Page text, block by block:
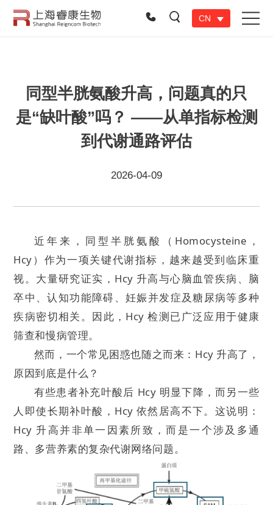
CN
同型半胱氨酸升高，问题真的只
是“缺叶酸”吗？ ——从单指标检测
到代谢通路评估
2026-04-09
近年来，同型半胱氨酸（Homocysteine，
Hcy）作为一项关键代谢指标，越来越受到临床重
视。大量研究证实，Hcy 升高与心脑血管疾病、脑
卒中、认知功能障碍、妊娠并发症及糖尿病等多种
疾病密切相关。因此，Hcy 检测已广泛应用于健康
筛查和慢病管理。
然而，一个常见困惑也随之而来：Hcy 升高了，
原因到底是什么？
有些患者补充叶酸后 Hcy 明显下降，而另一些
人即使长期补叶酸，Hcy 依然居高不下。这说明：
Hcy 升高并非单一因素所致，而是一个涉及多通
路、多营养素的复杂代谢网络问题。